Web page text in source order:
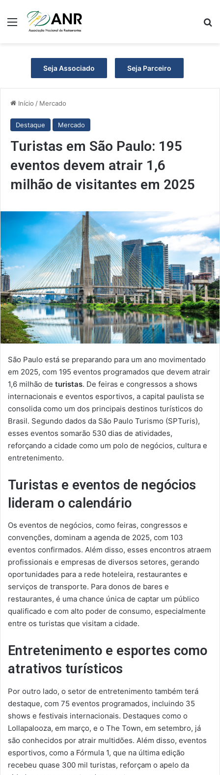
Menu
Seja Associado Seja Parceiro
Início / Mercado
Destaque Mercado
Turistas em São Paulo: 195
eventos devem atrair 1,6
milhão de visitantes em 2025
São Paulo está se preparando para um ano movimentado
em 2025, com 195 eventos programados que devem atrair
1,6 milhão de turistas. De feiras e congressos a shows
internacionais e eventos esportivos, a capital paulista se
consolida como um dos principais destinos turísticos do
Brasil. Segundo dados da São Paulo Turismo (SPTuris),
esses eventos somarão 530 dias de atividades,
reforçando a cidade como um polo de negócios, cultura e
entretenimento.
Turistas e eventos de negócios
lideram o calendário
Os eventos de negócios, como feiras, congressos e
convenções, dominam a agenda de 2025, com 103
eventos confirmados. Além disso, esses encontros atraem
profissionais e empresas de diversos setores, gerando
oportunidades para a rede hoteleira, restaurantes e
serviços de transporte. Para donos de bares e
restaurantes, é uma chance única de captar um público
qualificado e com alto poder de consumo, especialmente
entre os turistas que visitam a cidade.
Entretenimento e esportes como
atrativos turísticos
Por outro lado, o setor de entretenimento também terá
destaque, com 75 eventos programados, incluindo 35
shows e festivais internacionais. Destaques como o
Lollapalooza, em março, e o The Town, em setembro, já
são conhecidos por atrair multidões. Além disso, eventos
esportivos, como a Fórmula 1, que na última edição
recebeu quase 300 mil turistas, reforçam o apelo da